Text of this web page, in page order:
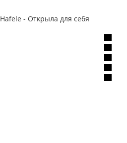
- Открыла для себя